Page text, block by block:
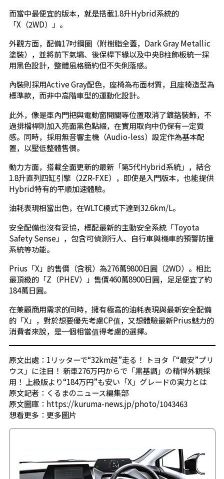
而當中最便宜的版本，就是搭載1.8升Hybrid系統的
「X（2WD）」。
外觀方面，配備17吋鋼圈（附樹脂全蓋，Dark Gray Metallic
塗裝），並將前下氣壩、後保桿下緣以及中央B柱飾板統一採
用黑色設計，整體風格簡約但不失俐落感。
內裝則採用Active Gray配色，座椅為布面材質，且座椅造型為
標準款，而非中高階車型的運動化設計。
此外，像是車內門把與電動窗開關等位置取消了鍍鉻裝飾，不
過排檔桿則加入亮面黑色點綴，在實用取向中仍保有一定質
感。同時，採用無音響主機（Audio-less）設定作為基本配
置，以壓低整體售價。
動力方面，搭載全面更新的最新「第5代Hybrid系統」，結合
1.8升直列四缸引擎（2ZR-FXE），即使是入門版本，也能提供
Hybrid特有的平順加速體驗。
油耗表現相當出色，在WLTC模式下達到32.6km/L。
安全配備也沒有妥協，標配最新的主動安全系統「Toyota
Safety Sense」，包含可偵測行人、自行車與機車的預警防撞
系統等功能。
Prius「X」的售價（含稅）為276萬9800日圓（2WD）。相比
最頂級的「Z（PHEV）」售價460萬8900日圓，足足便宜了約
184萬日圓。
在兼顧商用需求的同時，擁有極高的油耗表現與最新安全配備
的「X」，對於想要優先考慮CP值，又想體驗最新Prius魅力的
消費者來說，是一個相當值得考慮的選擇。
原文出處：1リッターで“32km超”走る！ トヨタ「“最安”プリ
ウス」に注目！ 新車276万円からで「黒基調」の精悍外観採
用！ 上級版より“184万円”も安い「X」グレードの実力とは
原文記者：くるまのニュース編集部
原文圖庫：https://kuruma-news.jp/photo/1043463
想看更多： 更多圖片